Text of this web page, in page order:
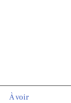
À voir